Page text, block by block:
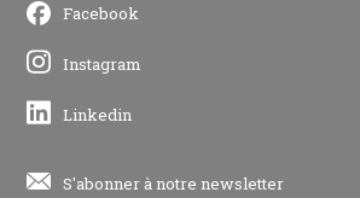
Facebook
Instagram
Linkedin
S'abonner à notre newsletter